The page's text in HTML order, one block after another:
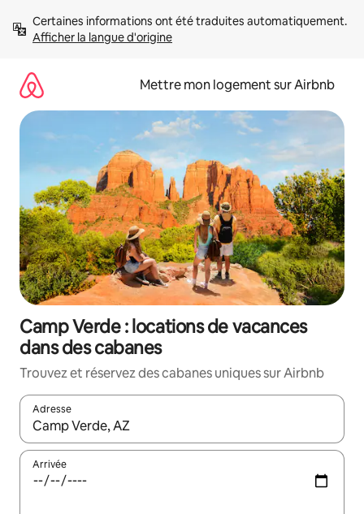
directement
Afficher la langue d'origine
Mettre mon logement sur Airbnb
Camp Verde : locations de vacances
dans des cabanes
Trouvez et réservez des cabanes uniques sur Airbnb
Adresse
Lorsque les résultats s'affichent, utilisez les flèches vers le
Arrivée